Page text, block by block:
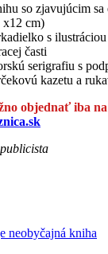
so zjavujúcim
x12 cm)
s
časti
serigrafiu s
kazetu a
objednať iba na
neobyčajná kniha